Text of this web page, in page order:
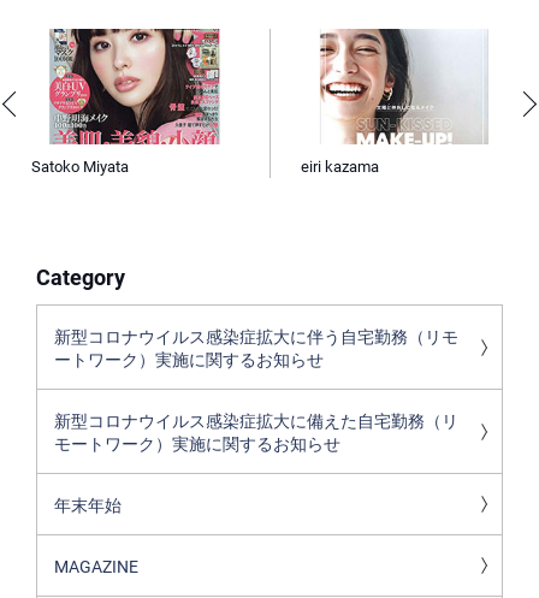
Satoko Miyata eiri kazama
Category
新型コロナウイルス感染症拡大に伴う自宅勤務（リモ
ートワーク）実施に関するお知らせ
新型コロナウイルス感染症拡大に備えた自宅勤務（リ
モートワーク）実施に関するお知らせ
年末年始
MAGAZINE